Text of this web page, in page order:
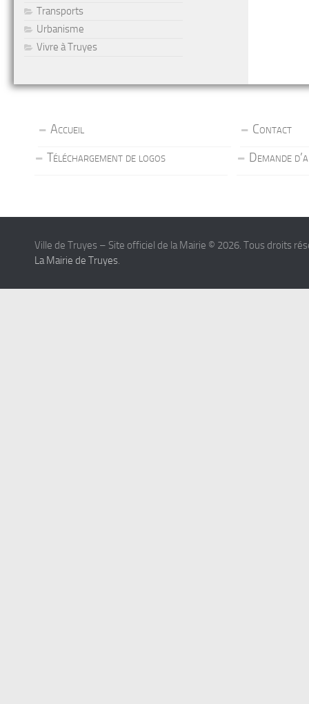
Transports
Urbanisme
Vivre à Truyes
Accueil
Contact
Téléchargement de logos
Demande
Ville de Truyes – Site officiel de la Mairie © 2026. Tous droits
La Mairie de Truyes.